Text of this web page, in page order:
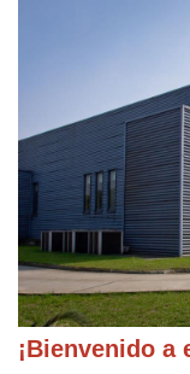
¡Bienvenido a